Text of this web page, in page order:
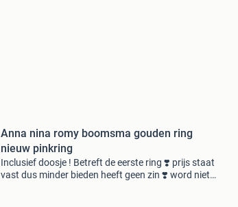
Anna nina romy boomsma gouden ring
nieuw pinkring
Inclusief doosje ! Betreft de eerste ring ❣️ prijs staat
vast dus minder bieden heeft geen zin ❣️ word niet